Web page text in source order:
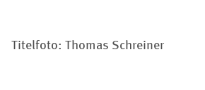
Titelfoto: Thomas Schreiner